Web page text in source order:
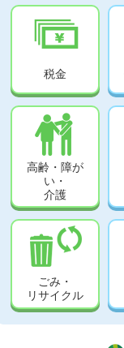
税金
高齢・障が
い・
介護
ごみ・
リサイクル